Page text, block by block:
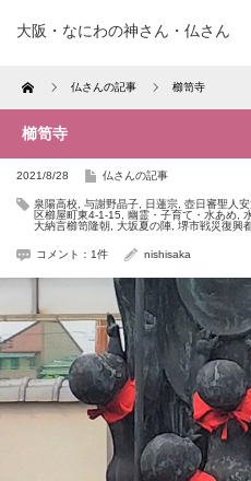
大阪・なにわの神さん・仏さん
Home 仏さんの記事 櫛笥寺
櫛笥寺
2021/8/28 仏さんの記事
泉陽高校 与謝野晶子 日蓮宗 壺日審聖人
区櫛屋町東4-1-15
幽霊・子育て・水あめ
大納言櫛笥隆朝 大坂夏の陣 堺市戦災復興
コメント：1件 nishisaka